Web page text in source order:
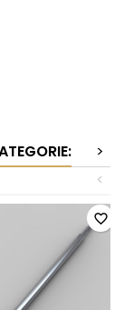
>
<
favorite_border